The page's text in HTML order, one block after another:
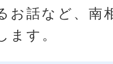
お話など、南
ます。